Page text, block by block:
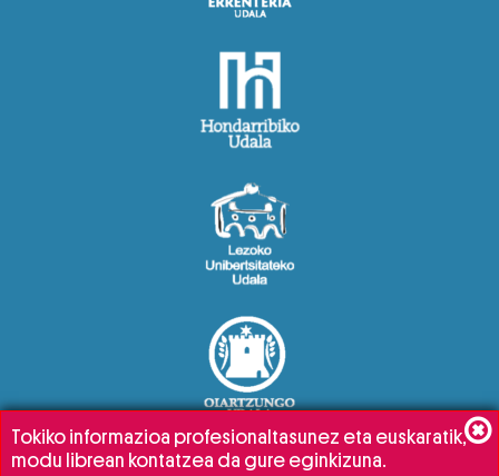
Tokiko informazioa profesionaltasunez eta euskaratik,
modu librean kontatzea da gure eginkizuna.